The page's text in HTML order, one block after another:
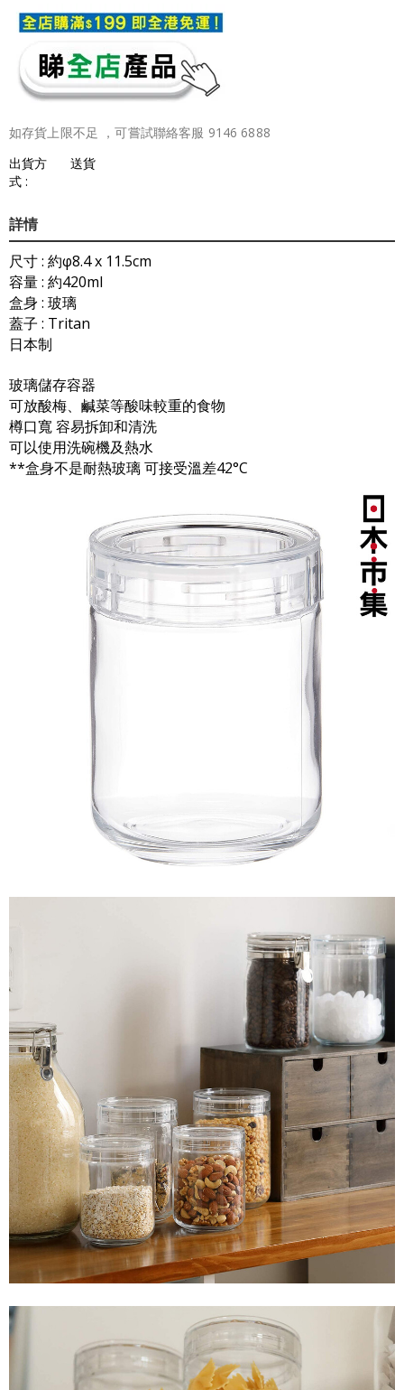
如存貨上限不足 ，可嘗試聯絡客服 9146 6888
出貨方
式 :
送貨
詳情
尺寸 : 約φ8.4 x 11.5cm
容量 : 約420ml
盒身 : 玻璃
蓋子 : Tritan
日本制
玻璃儲存容器
可放酸梅、鹹菜等酸味較重的食物
樽口寬 容易拆卸和清洗
可以使用洗碗機及熱水
**盒身不是耐熱玻璃 可接受溫差42°C